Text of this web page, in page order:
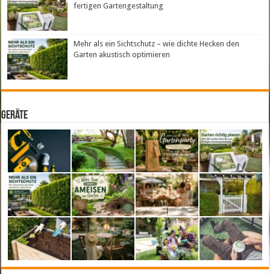
fertigen Gartengestaltung
Mehr als ein Sichtschutz – wie dichte Hecken den
Garten akustisch optimieren
Geräte